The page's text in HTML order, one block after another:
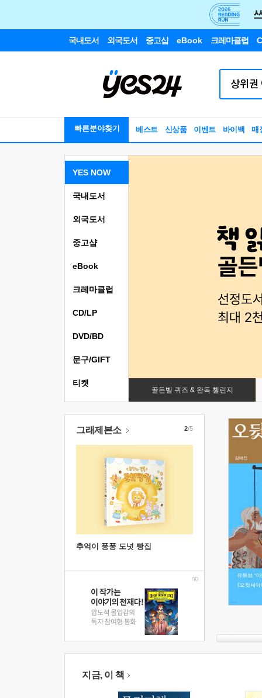
국내도서 외국도서 중고샵 eBook 크레마클럽
빠른분야찾기 베스트 신상품 이벤트 바이백 매
YES NOW
골든벨 퀴즈 & 완독 챌린지
국내도서
외국도서
중고샵
eBook
크레마클럽
CD/LP
DVD/BD
문구/GIFT
티켓
그래제본소
추억이 퐁퐁 도넛 빵집
2/5
지금, 이 책